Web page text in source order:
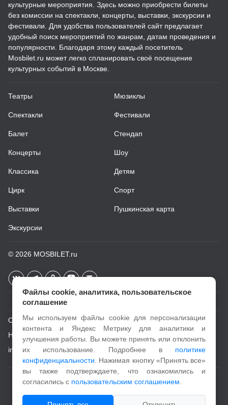
культурные мероприятия. Здесь можно приобрести билеты
без комиссии на спектакли, концерты, выставки, экскурсии и
фестивали. Для удобства пользователей сайт предлагает
удобный поиск мероприятий по жанрам, датам проведения и
популярности. Благодаря этому каждый посетитель
Mosbilet.ru может легко спланировать своё посещение
культурных событий в Москве.
Театры
Спектакли
Балет
Концерты
Классика
Цирк
Выставки
Экскурсии
Мюзиклы
Фестивали
Стендап
Шоу
Детям
Спорт
Пушкинская карта
© 2026 MOSBILET.ru
О проекте
Новости
info@mosbilet.ru
Пользовательское соглашение
Политика конфиденциальности
Файлы cookie, аналитика, пользовательское
соглашение
Мы используем файлы cookie для персонализации
контента и Яндекс Метрику для аналитики и
улучшения работы. Вы можете принять или отклонить
их использование. Подробнее в политике
конфиденциальности . Нажимая кнопку «Принять все»
вы также подтверждаете, что ознакомились и
согласились с пользовательским соглашением